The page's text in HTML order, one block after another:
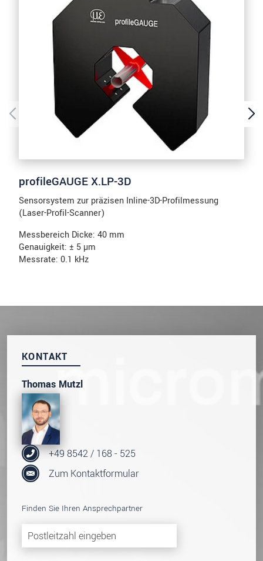
profileGAUGE X.LP-3D
Sensorsystem zur präzisen Inline-3D-Profilmessung
(Laser-Profil-Scanner)
Messbereich Dicke: 40 mm
Genauigkeit: ± 5 µm
Messrate: 0.1 kHz
KONTAKT
Thomas Mutzl
+49 8542 / 168 - 525
Zum Kontaktformular
Finden Sie Ihren Ansprechpartner